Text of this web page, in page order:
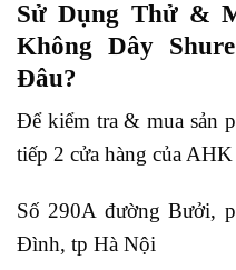
Sử Dụng Thử &
Không Dây
Đâu?
Để kiểm tra & mua sản
tiếp 2 cửa hàng của AHK
Số 290A đường Bưởi,
Đình, tp Hà Nội